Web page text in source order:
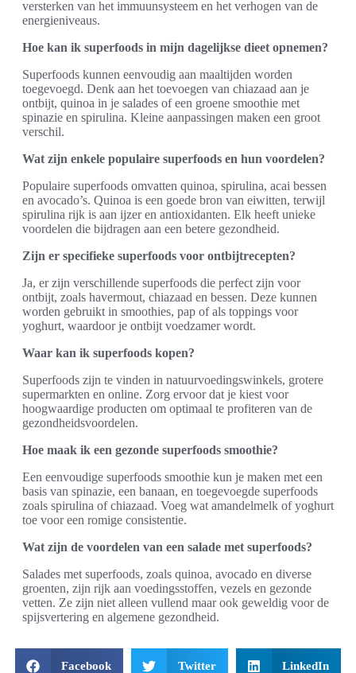
versterken van het immuunsysteem en het verhogen van de
energieniveaus.
Hoe kan ik superfoods in mijn dagelijkse dieet opnemen?
Superfoods kunnen eenvoudig aan maaltijden worden
toegevoegd. Denk aan het toevoegen van chiazaad aan je
ontbijt, quinoa in je salades of een groene smoothie met
spinazie en spirulina. Kleine aanpassingen maken een groot
verschil.
Wat zijn enkele populaire superfoods en hun voordelen?
Populaire superfoods omvatten quinoa, spirulina, acai bessen
en avocado’s. Quinoa is een goede bron van eiwitten, terwijl
spirulina rijk is aan ijzer en antioxidanten. Elk heeft unieke
voordelen die bijdragen aan een betere gezondheid.
Zijn er specifieke superfoods voor ontbijtrecepten?
Ja, er zijn verschillende superfoods die perfect zijn voor
ontbijt, zoals havermout, chiazaad en bessen. Deze kunnen
worden gebruikt in smoothies, pap of als toppings voor
yoghurt, waardoor je ontbijt voedzamer wordt.
Waar kan ik superfoods kopen?
Superfoods zijn te vinden in natuurvoedingswinkels, grotere
supermarkten en online. Zorg ervoor dat je kiest voor
hoogwaardige producten om optimaal te profiteren van de
gezondheidsvoordelen.
Hoe maak ik een gezonde superfoods smoothie?
Een eenvoudige superfoods smoothie kun je maken met een
basis van spinazie, een banaan, en toegevoegde superfoods
zoals spirulina of chiazaad. Voeg wat amandelmelk of yoghurt
toe voor een romige consistentie.
Wat zijn de voordelen van een salade met superfoods?
Salades met superfoods, zoals quinoa, avocado en diverse
groenten, zijn rijk aan voedingsstoffen, vezels en gezonde
vetten. Ze zijn niet alleen vullend maar ook geweldig voor de
spijsvertering en algemene gezondheid.
Facebook Twitter LinkedIn